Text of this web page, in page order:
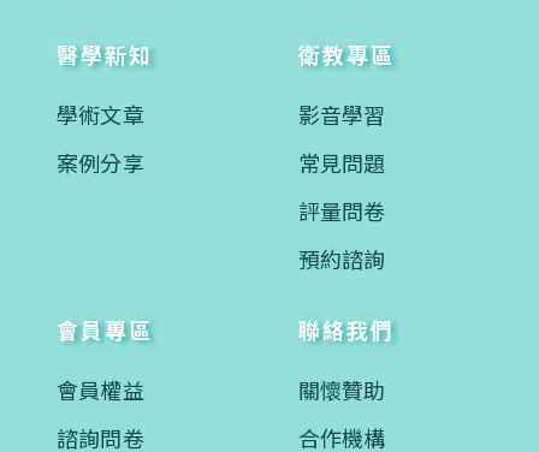
醫學新知
學術文章
案例分享
衛教專區
影音學習
常見問題
評量問卷
預約諮詢
會員專區
會員權益
諮詢問卷
聯絡我們
關懷贊助
合作機構